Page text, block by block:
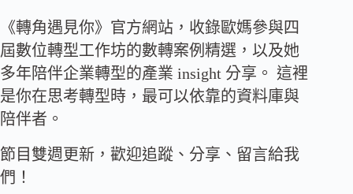
《轉角遇見你》官方網站，收錄歐媽參與四
屆數位轉型工作坊的數轉案例精選，以及她
多年陪伴企業轉型的產業 insight 分享。 這裡
是你在思考轉型時，最可以依靠的資料庫與
陪伴者。
節目雙週更新，歡迎追蹤、分享、留言給我
們！